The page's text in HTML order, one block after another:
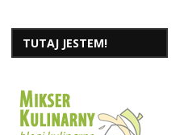
TUTAJ JESTEM!